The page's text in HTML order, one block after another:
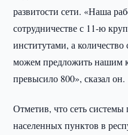
развитости сети. «Наша
сотрудничестве с 11-ю
институтами, а
можем предложить нашим
превысило 800», сказал он.
Отметив, что сеть
населенных пунктов в